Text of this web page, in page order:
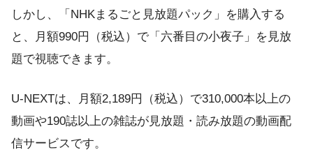
しかし、「NHKまるごと見放題パック」を購入する
と、月額990円（税込）で「六番目の小夜子」を見放
題で視聴できます。
U-NEXTは、月額2,189円（税込）で310,000本以上の
動画や190誌以上の雑誌が見放題・読み放題の動画配
信サービスです。